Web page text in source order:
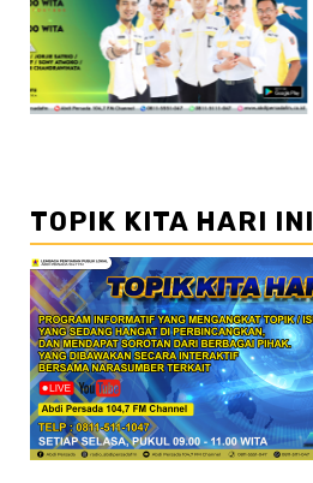
//2
TOPIK KITA HARI INI